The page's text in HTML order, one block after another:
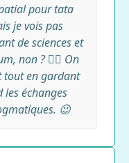
pour tata
je vois pas
de sciences et
non ? 🤷‍♀️ On
tout en gardant
les échanges
😉